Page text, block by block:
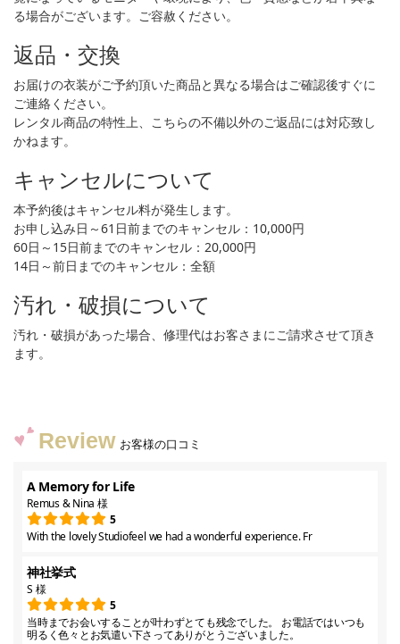
る場合がございます。ご容赦ください。
返品・交換
お届けの衣装がご予約頂いた商品と異なる場合はご確認後すぐに
ご連絡ください。
レンタル商品の特性上、こちらの不備以外のご返品には対応致し
かねます。
キャンセルについて
本予約後はキャンセル料が発生します。
お申し込み日～61日前までのキャンセル：10,000円
60日～15日前までのキャンセル：20,000円
14日～前日までのキャンセル：全額
汚れ・破損について
汚れ・破損があった場合、修理代はお客さまにご請求させて頂き
ます。
Review お客様の口コミ
A Memory for Life
Remus & Nina 様
5
With the lovely Studiofeel we had a wonderful experience. Fr
神社挙式
S 様
5
当時までお会いすることが叶わずとても残念でした。 お電話ではいつも
明るく色々とお気遣い下さってありがとうございました。